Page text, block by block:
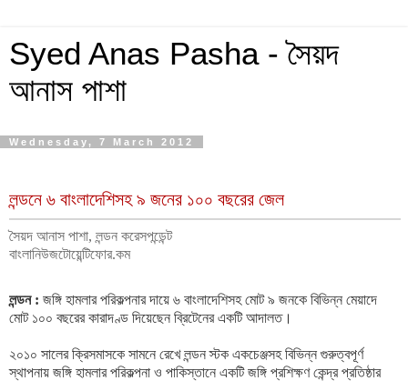
Syed Anas Pasha - সৈয়দ
আনাস পাশা
Wednesday, 7 March 2012
লন্ডনে ৬ বাংলাদেশিসহ ৯ জনের ১০০ বছরের জেল
সৈয়দ আনাস পাশা, লন্ডন করেসপন্ডেন্ট
বাংলানিউজটোয়েন্টিফোর.কম
লন্ডন : জঙ্গি হামলার পরিকল্পনার দায়ে ৬ বাংলাদেশিসহ মোট ৯ জনকে বিভিন্ন মেয়াদে
মোট ১০০ বছরের কারাদণ্ড দিয়েছেন ব্রিটেনের একটি আদালত।
২০১০ সালের ক্রিসমাসকে সামনে রেখে লন্ডন স্টক একচেঞ্জসহ বিভিন্ন গুরুত্বপূর্ণ
স্থাপনায় জঙ্গি হামলার পরিকল্পনা ও পাকিস্তানে একটি জঙ্গি প্রশিক্ষণ কেন্দ্র প্রতিষ্ঠার